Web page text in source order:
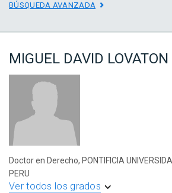
BÚSQUEDA AVANZADA
MIGUEL DAVID
Doctor en Derecho, PONTIFICIA
PERU
Ver todos los grados